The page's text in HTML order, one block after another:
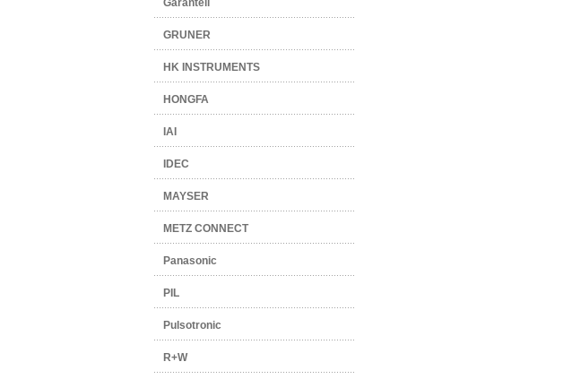
Garantell
GRUNER
HK INSTRUMENTS
HONGFA
IAI
IDEC
MAYSER
METZ CONNECT
Panasonic
PIL
Pulsotronic
R+W